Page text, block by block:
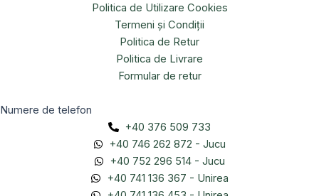
Politica de Utilizare Cookies
Termeni și Condiții
Politica de Retur
Politica de Livrare
Formular de retur
Numere de telefon
+40 376 509 733
+40 746 262 872 - Jucu
+40 752 296 514 - Jucu
+40 741 136 367 - Unirea